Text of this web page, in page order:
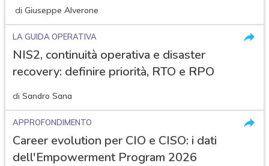
di Giuseppe Alverone
LA GUIDA OPERATIVA
NIS2, continuità operativa e disaster
recovery: definire priorità, RTO e RPO
di Sandro Sana
APPROFONDIMENTO
Career evolution per CIO e CISO: i dati
dell'Empowerment Program 2026